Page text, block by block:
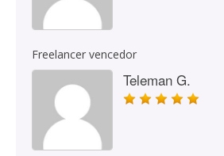
Freelancer vencedor
Teleman G.